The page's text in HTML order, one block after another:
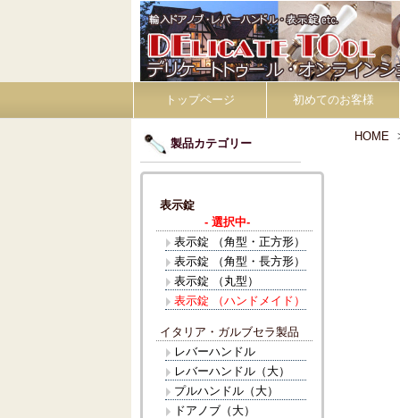
トップページ 初めてのお客様
HOME
製品カテゴリー
イタリア・ガルブセラ製品
レバーハンドル
レバーハンドル（大）
プルハンドル（大）
ドアノブ（大）
表示錠
- 選択中-
表示錠 （角型・正方形）
表示錠 （角型・長方形）
表示錠 （丸型）
表示錠 （ハンドメイド）